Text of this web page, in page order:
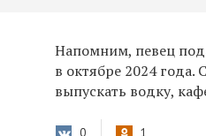
Напомним, певец
в октябре 2024 года.
выпускать водку,
0 1